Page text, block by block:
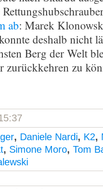
ab: Marek
deshalb nicht
Berg der Welt
zurückkehren zu
, Daniele Nardi, K2,
, Simone Moro, Tom